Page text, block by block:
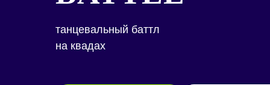
танцевальный баттл
на квадах